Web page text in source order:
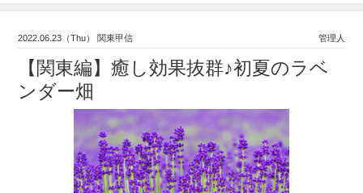
2022.06.23（Thu） 関東甲信 管理人
【関東編】癒し効果抜群♪初夏のラベ
ンダー畑